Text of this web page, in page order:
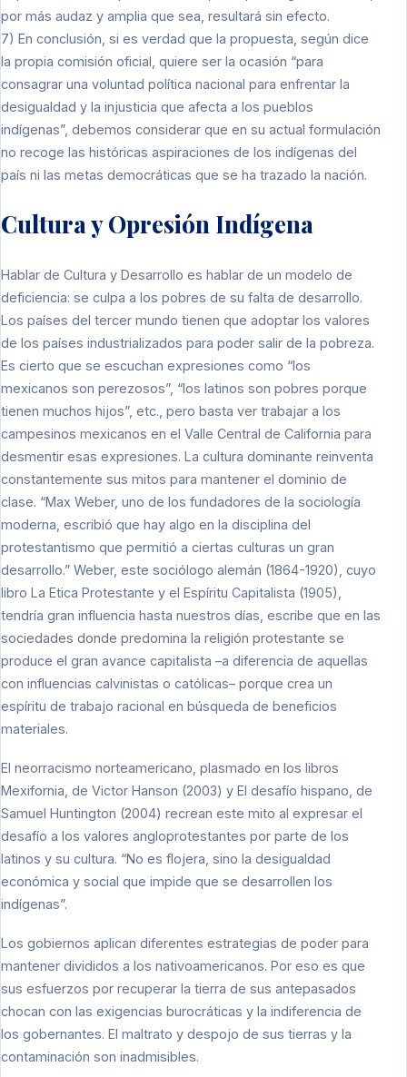
por más audaz y amplia que sea, resultará sin efecto.
7) En conclusión, si es verdad que la propuesta, según dice
la propia comisión oficial, quiere ser la ocasión “para
consagrar una voluntad política nacional para enfrentar la
desigualdad y la injusticia que afecta a los pueblos
indígenas”, debemos considerar que en su actual formulación
no recoge las históricas aspiraciones de los indígenas del
país ni las metas democráticas que se ha trazado la nación.
Cultura y Opresión Indígena
Hablar de Cultura y Desarrollo es hablar de un modelo de
deficiencia: se culpa a los pobres de su falta de desarrollo.
Los países del tercer mundo tienen que adoptar los valores
de los países industrializados para poder salir de la pobreza.
Es cierto que se escuchan expresiones como “los
mexicanos son perezosos”, “los latinos son pobres porque
tienen muchos hijos”, etc., pero basta ver trabajar a los
campesinos mexicanos en el Valle Central de California para
desmentir esas expresiones. La cultura dominante reinventa
constantemente sus mitos para mantener el dominio de
clase. “Max Weber, uno de los fundadores de la sociología
moderna, escribió que hay algo en la disciplina del
protestantismo que permitió a ciertas culturas un gran
desarrollo.” Weber, este sociólogo alemán (1864-1920), cuyo
libro La Etica Protestante y el Espíritu Capitalista (1905),
tendría gran influencia hasta nuestros días, escribe que en las
sociedades donde predomina la religión protestante se
produce el gran avance capitalista –a diferencia de aquellas
con influencias calvinistas o católicas– porque crea un
espíritu de trabajo racional en búsqueda de beneficios
materiales.
El neorracismo norteamericano, plasmado en los libros
Mexifornia, de Victor Hanson (2003) y El desafío hispano, de
Samuel Huntington (2004) recrean este mito al expresar el
desafío a los valores angloprotestantes por parte de los
latinos y su cultura. “No es flojera, sino la desigualdad
económica y social que impide que se desarrollen los
indígenas”.
Los gobiernos aplican diferentes estrategias de poder para
mantener divididos a los nativoamericanos. Por eso es que
sus esfuerzos por recuperar la tierra de sus antepasados
chocan con las exigencias burocráticas y la indiferencia de
los gobernantes. El maltrato y despojo de sus tierras y la
contaminación son inadmisibles.